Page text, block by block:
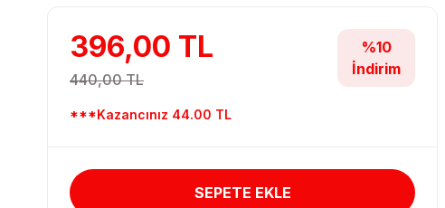
396,00 TL
440,00 TL
***Kazancınız 44.00 TL
%10
İndirim
SEPETE EKLE